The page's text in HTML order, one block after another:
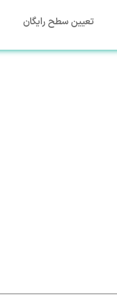
تعیین سطح رایگان